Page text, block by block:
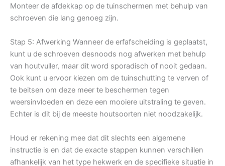
Monteer de afdekkap op de tuinschermen met behulp van
schroeven die lang genoeg zijn.
Stap 5: Afwerking Wanneer de erfafscheiding is geplaatst,
kunt u de schroeven desnoods nog afwerken met behulp
van houtvuller, maar dit word sporadisch of nooit gedaan.
Ook kunt u ervoor kiezen om de tuinschutting te verven of
te beitsen om deze meer te beschermen tegen
weersinvloeden en deze een mooiere uitstraling te geven.
Echter is dit bij de meeste houtsoorten niet noodzakelijk.
Houd er rekening mee dat dit slechts een algemene
instructie is en dat de exacte stappen kunnen verschillen
afhankelijk van het type hekwerk en de specifieke situatie in